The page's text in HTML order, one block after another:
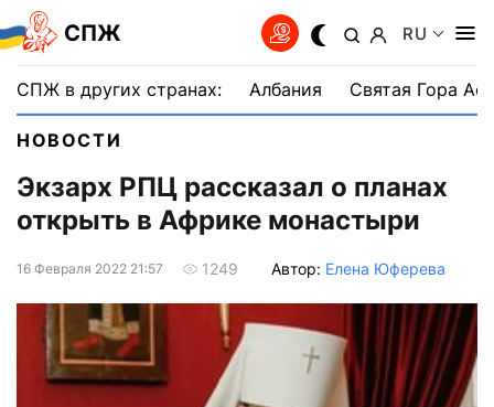
СПЖ RU
СПЖ в других странах: Албания Святая Гора
НОВОСТИ
Экзарх РПЦ рассказал о планах
открыть в Африке монастыри
16 Февраля 2022 21:57 1249 Автор: Елена Юферева